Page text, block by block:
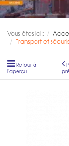
Vous êtes ici::
Transport et
Retour à
l'aperçu